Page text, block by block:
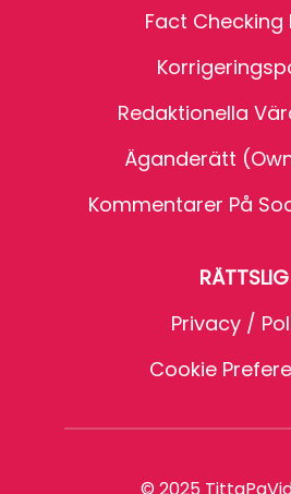
Fact Checking
Redaktionella
Äganderätt
Kommentarer På
RÄTTSLIG
Privacy /
Cookie
© 2025